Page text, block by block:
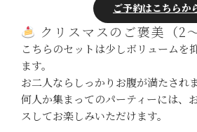
ご予約はこちらか
クリスマスのご褒美（2
こちらのセットは少しボリュームを
ます。
お二人ならしっかりお腹が満たされ
何人か集まってのパーティーには、
スしてお楽しみいただけます。